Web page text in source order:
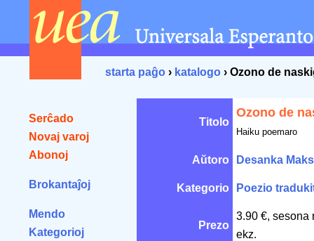
starta paĝo › katalogo › Ozono de
Serĉado
Novaj varoj
Abonoj
Brokantaĵoj
Mendo
Kategorioj
Titolo
Ozono de
Haiku poemaro
Aŭtoro Desanka
Kategorio Poezio
Prezo
3.90 €, sesona
ekz.